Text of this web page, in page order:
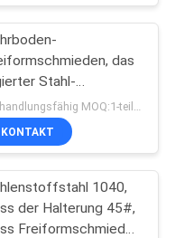
17
das
Stahl-
3150T sich
stirbt Hydropress
KONTAKT
1040,
der Halterung 45#,
Freiformschmieden